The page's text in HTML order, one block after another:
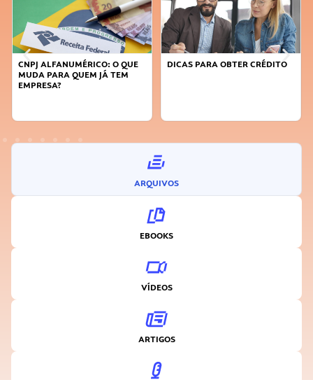
DICAS PARA OBTER CRÉDITO
FAÇA A DIFERENÇA: SEJA
ARQUIVOS
EBOOKS
VÍDEOS
ARTIGOS